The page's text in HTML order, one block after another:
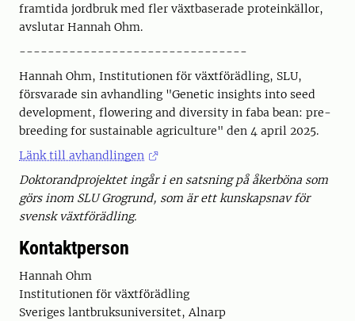
framtida jordbruk med fler växtbaserade proteinkällor,
avslutar Hannah Ohm.
--------------------------------
Hannah Ohm, Institutionen för växtförädling, SLU,
försvarade sin avhandling "Genetic insights into seed
development, flowering and diversity in faba bean: pre-
breeding for sustainable agriculture" den 4 april 2025.
Länk till avhandlingen
Doktorandprojektet ingår i en satsning på åkerböna som
görs inom SLU Grogrund, som är ett kunskapsnav för
svensk växtförädling.
Kontaktperson
Hannah Ohm
Institutionen för växtförädling
Sveriges lantbruksuniversitet, Alnarp